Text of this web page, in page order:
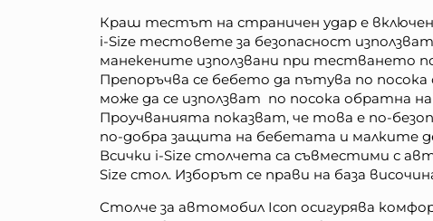
Краш тестът на страничен удар е
i-Size тестовете за безопасност
манекените използвани при тестването
Препоръчва се бебето да пътува по
може да се използват по посока обратна
Проучванията показват, че това е по-
по-добра защита на бебетата и малките
Всички i-Size столчета са съвместими с
Size стол. Изборът се прави на база
Столче за автомобил Icon осигурява